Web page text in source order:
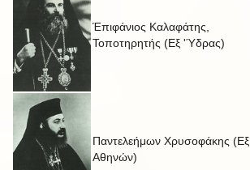
Έπιφάνιος Καλαφάτης,
Τοποτηρητής (Εξ 'Ύδρας)
Παντελεήμων Χρυσοφάκης (Εξ
Αθηνών)